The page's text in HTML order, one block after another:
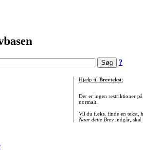
?
Hjælp til Brevtekst:
Der er ingen restriktioner
normalt.
Vil du f.eks. finde en tekst,
Naar dette Brevindgår, skal